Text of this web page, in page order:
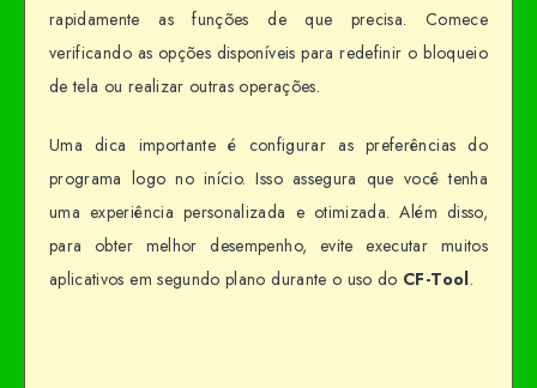
rapidamente as funções de que precisa. Comece
verificando as opções disponíveis para redefinir o bloqueio
de tela ou realizar outras operações.
Uma dica importante é configurar as preferências do
programa logo no início. Isso assegura que você tenha
uma experiência personalizada e otimizada. Além disso,
para obter melhor desempenho, evite executar muitos
aplicativos em segundo plano durante o uso do CF-Tool.